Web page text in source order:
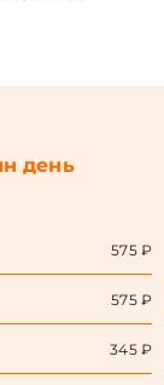
день
575 ₽
575 ₽
345 ₽